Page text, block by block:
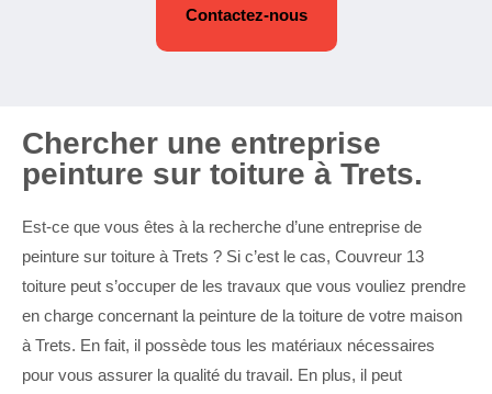
Contactez-nous
Chercher une entreprise
peinture sur toiture à Trets.
Est-ce que vous êtes à la recherche d’une entreprise de
peinture sur toiture à Trets ? Si c’est le cas, Couvreur 13
toiture peut s’occuper de les travaux que vous vouliez prendre
en charge concernant la peinture de la toiture de votre maison
à Trets. En fait, il possède tous les matériaux nécessaires
pour vous assurer la qualité du travail. En plus, il peut